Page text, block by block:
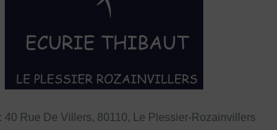
: 40 Rue De Villers, 80110, Le Plessier-Rozainvillers